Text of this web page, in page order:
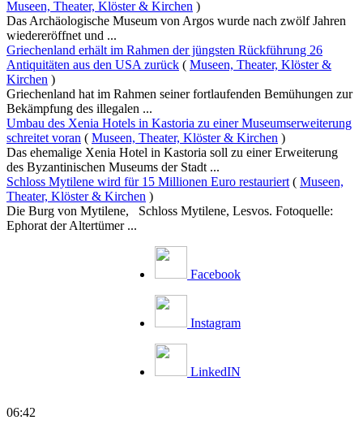
Museen, Theater, Klöster & Kirchen )
Das Archäologische Museum von Argos wurde nach zwölf Jahren
wiedereröffnet und ...
Griechenland erhält im Rahmen der jüngsten Rückführung 26
Antiquitäten aus den USA zurück ( Museen, Theater, Klöster &
Kirchen )
Griechenland hat im Rahmen seiner fortlaufenden Bemühungen zur
Bekämpfung des illegalen ...
Umbau des Xenia Hotels in Kastoria zu einer Museumserweiterung
schreitet voran ( Museen, Theater, Klöster & Kirchen )
Das ehemalige Xenia Hotel in Kastoria soll zu einer Erweiterung
des Byzantinischen Museums der Stadt ...
Schloss Mytilene wird für 15 Millionen Euro restauriert ( Museen,
Theater, Klöster & Kirchen )
Die Burg von Mytilene, Schloss Mytilene, Lesvos. Fotoquelle:
Ephorat der Altertümer ...
Facebook
Instagram
LinkedIN
06:42